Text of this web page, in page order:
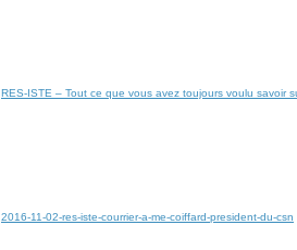
RES-ISTE – Tout ce que vous avez toujours voulu savoir
2016-11-02-res-iste-courrier-a-me-coiffard-president-du-csn